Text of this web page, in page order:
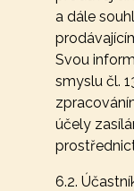
a dále
Svou
smyslu čl.
účely
6.2.